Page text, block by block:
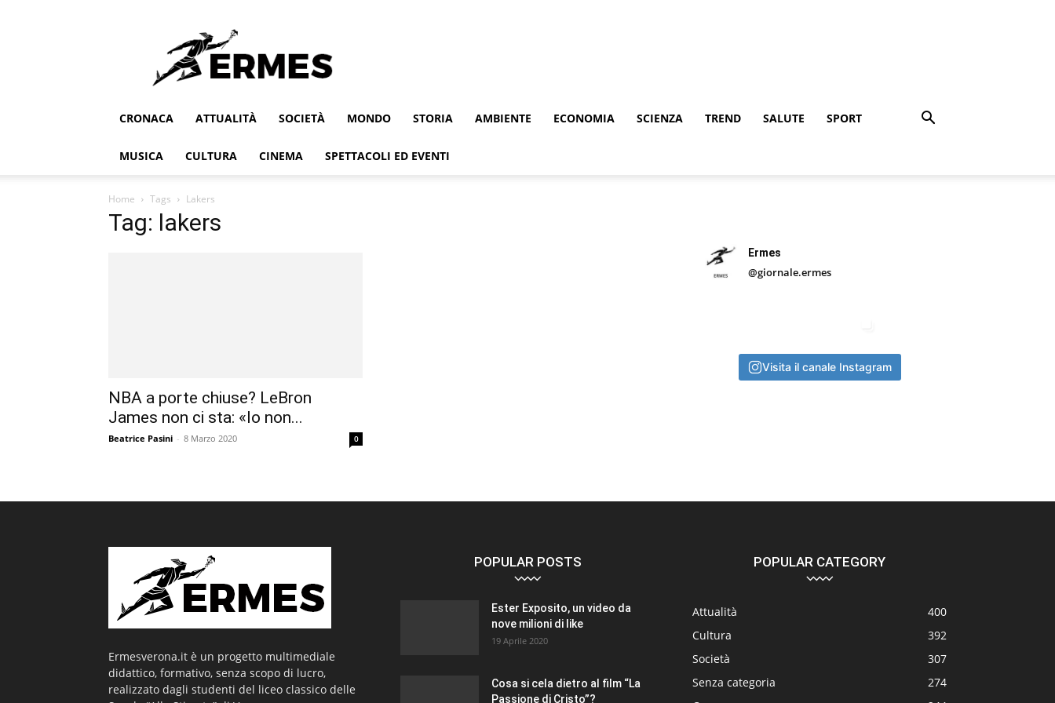
CRONACA ATTUALITÀ SOCIETÀ MONDO STORIA AMBIENTE ECONOMIA SCIENZA TREND SALUTE SPORT
MUSICA CULTURA CINEMA SPETTACOLI ED EVENTI
Home Tags Lakers
Tag: lakers
NBA a porte chiuse? LeBron
James non ci sta: «Io non...
Beatrice Pasini - 8 Marzo 2020 0
Ermes
@giornale.ermes
Visita il canale Instagram
Ermesverona.it è un progetto multimediale
didattico, formativo, senza scopo di lucro,
realizzato dagli studenti del liceo classico delle
POPULAR POSTS
Ester Exposito, un video da
nove milioni di like
19 Aprile 2020
Cosa si cela dietro al film “La
Passione di Cristo”?
POPULAR CATEGORY
Attualità
400
Cultura
392
Società
307
Senza categoria
274